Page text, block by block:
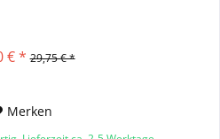
€ * 29,75 € *
Merken